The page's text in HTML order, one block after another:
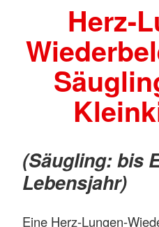
Herz-
(Säugling: bis
Lebensjahr)
Eine Herz-Lungen-